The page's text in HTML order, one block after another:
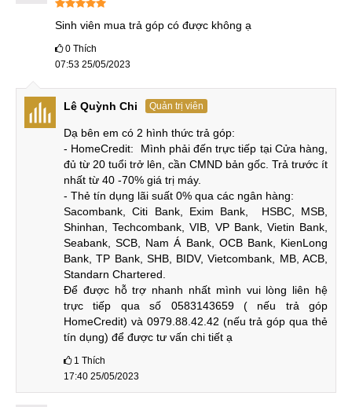
Mercedes-AMG F1 để mang đến phiên bản đặc biệt Redmi
K50 Gaming Champion Edition, với đường sọc ở giữa và
phần eo màu xanh lá độc quyền của AMG-F1, thu hút sự
quan tâm của người hâm mộ.
Ở phía mặt lưng, sở hữu cụm camera dạng hình chữ nhật
cách điệu được điểm xuyết bằng họa tiết chữ V đối xứng,
bên cạnh là đèn flash dạng tia sét độc đáo, làm tăng vẻ
mạnh mẽ cho chiếc máy.
Hiệu năng mạnh mẽ
Sau sự thành công của Redmi K40 Gaming cùng Dimensity
1200, Redmi đã quyết định "chơi lớn" trang bị SoC hàng
đầu của nhà Qualcomm lên chiếc sản phẩm của mình để
giúp nó trơ nên một con quái vật thực sự, cạnh tranh sòng
phẳng với những thương hiệu Gaming lớn trên thế giới.
Sinh viên mua trả góp có được không ạ
0 Thích
07:53 25/05/2023
Lê Quỳnh Chi Quản trị viên
Dạ bên em có 2 hình thức trả góp:
- HomeCredit:  Mình phải đến trực tiếp tại Cửa hàng,
đủ từ 20 tuổi trở lên, cần CMND bản gốc. Trả trước ít
nhất từ 40 -70% giá trị máy.
- Thẻ tín dụng lãi suất 0% qua các ngân hàng:
Sacombank, Citi Bank, Exim Bank,  HSBC, MSB,
Shinhan, Techcombank, VIB, VP Bank, Vietin Bank,
Seabank, SCB, Nam Á Bank, OCB Bank, KienLong
Bank, TP Bank, SHB, BIDV, Vietcombank, MB, ACB,
Standarn Chartered.
Để được hỗ trợ nhanh nhất mình vui lòng liên hệ
trực tiếp qua số 0583143659 ( nếu trả góp
HomeCredit) và 0979.88.42.42 (nếu trả góp qua thẻ
tín dụng) để được tư vấn chi tiết ạ
1 Thích
17:40 25/05/2023